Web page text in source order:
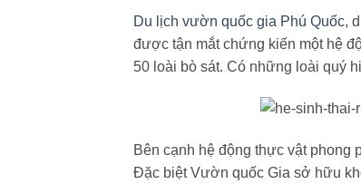
Du lịch vườn quốc gia Phú Quốc,
được tận mắt chứng kiến một hệ
50 loài bò sát. Có những loài quý
Bên cạnh hệ động thực vật phong
Đặc biệt Vườn quốc Gia sở hữu